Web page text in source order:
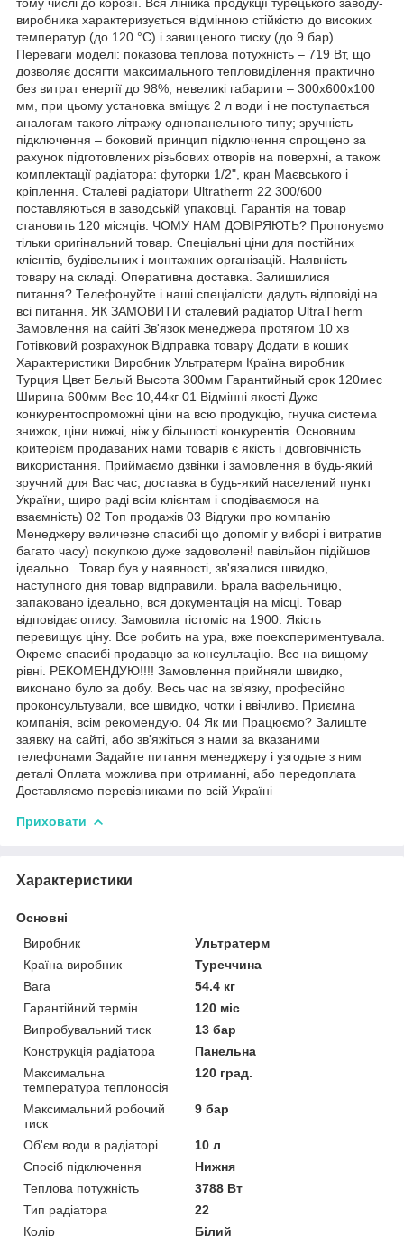
виробника характеризується відмінною стійкістю до високих
температур (до 120 °C) і завищеного тиску (до 9 бар).
Переваги моделі: показова теплова потужність – 719 Вт, що
дозволяє досягти максимального тепловиділення практично
без витрат енергії до 98%; невеликі габарити – 300х600х100
мм, при цьому установка вміщує 2 л води і не поступається
аналогам такого літражу однопанельного типу; зручність
підключення – боковий принцип підключення спрощено за
рахунок підготовлених різьбових отворів на поверхні, а також
комплектації радіатора: футорки 1/2", кран Маєвського і
кріплення. Сталеві радіатори Ultratherm 22 300/600
поставляються в заводській упаковці. Гарантія на товар
становить 120 місяців. ЧОМУ НАМ ДОВІРЯЮТЬ? Пропонуємо
тільки оригінальний товар. Спеціальні ціни для постійних
клієнтів, будівельних і монтажних організацій. Наявність
товару на складі. Оперативна доставка. Залишилися
питання? Телефонуйте і наші спеціалісти дадуть відповіді на
всі питання. ЯК ЗАМОВИТИ сталевий радіатор UltraTherm
Замовлення на сайті Зв'язок менеджера протягом 10 хв
Готівковий розрахунок Відправка товару Додати в кошик
Характеристики Виробник Ультратерм Країна виробник
Турция Цвет Белый Высота 300мм Гарантийный срок 120мес
Ширина 600мм Вес 10,44кг 01 Відмінні якості Дуже
конкурентоспроможні ціни на всю продукцію, гнучка система
знижок, ціни нижчі, ніж у більшості конкурентів. Основним
критерієм продаваних нами товарів є якість і довговічність
використання. Приймаємо дзвінки і замовлення в будь-який
зручний для Вас час, доставка в будь-який населений пункт
України, щиро раді всім клієнтам і сподіваємося на
взаємність) 02 Топ продажів 03 Відгуки про компанію
Менеджеру величезне спасибі що допоміг у виборі і витратив
багато часу) покупкою дуже задоволені! павільйон підійшов
ідеально . Товар був у наявності, зв'язалися швидко,
наступного дня товар відправили. Брала вафельницю,
запаковано ідеально, вся документація на місці. Товар
відповідає опису. Замовила тістоміс на 1900. Якість
перевищує ціну. Все робить на ура, вже поекспериментувала.
Окреме спасибі продавцю за консультацію. Все на вищому
рівні. РЕКОМЕНДУЮ!!!! Замовлення прийняли швидко,
виконано було за добу. Весь час на зв'язку, професійно
проконсультували, все швидко, чотки і ввічливо. Приємна
компанія, всім рекомендую. 04 Як ми Працюємо? Залиште
заявку на сайті, або зв'яжіться з нами за вказаними
телефонами Задайте питання менеджеру і узгодьте з ним
деталі Оплата можлива при отриманні, або передоплата
Доставляємо перевізниками по всій Україні
Приховати
Характеристики
Основні
Виробник
Ультратерм
Країна виробник
Туреччина
Вага
54.4 кг
Гарантійний термін
120 міс
Випробувальний тиск
13 бар
Конструкція радіатора
Панельна
Максимальна
температура теплоносія
120 град.
Максимальний робочий
тиск
9 бар
Об'єм води в радіаторі
10 л
Спосіб підключення
Нижня
Теплова потужність
3788 Вт
Тип радіатора
22
Колір
Білий